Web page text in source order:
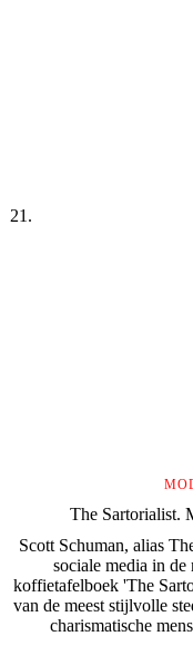
The Sartorialist.
Scott Schuman, alias
sociale media in
koffietafelboek 'The
van de meest stijlvolle
charismatische